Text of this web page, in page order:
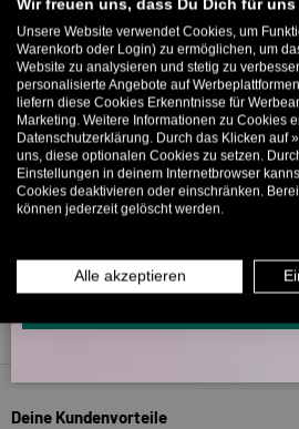
5318 266
Verifiziert von
Bis zu 11% Rabatt auf deine erste
kannst nur 1x
5% ab €80 9% ab €100
E-Mail
MÄNNER
INFOS ÜBER WHATSAPP?
KLICK HIER UND SCHICKE UNS DIE
Zurück nach
Deine Kundenvorteile
Wir freuen uns, dass Du Dich für
Unsere Website verwendet Cookies, um
Warenkorb oder Login) zu ermöglichen, um
Website zu analysieren und stetig zu
personalisierte Angebote auf
liefern diese Cookies Erkenntnisse für
Marketing. Weitere Informationen zu Cookies
Datenschutzerklärung. Durch das Klicken auf »
uns, diese optionalen Cookies zu setzen.
Einstellungen in deinem Internetbrowser
Cookies deaktivieren oder einschränken.
können jederzeit gelöscht werden.
Alle akzeptieren